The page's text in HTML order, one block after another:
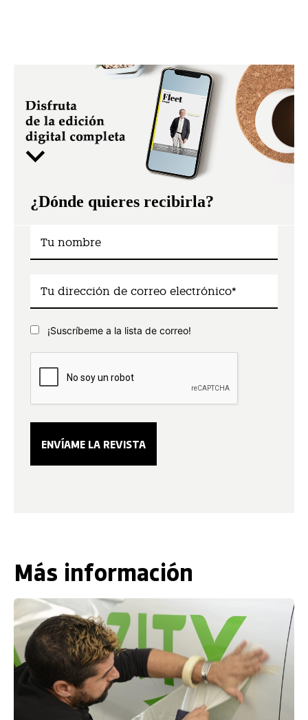
¿Dónde quieres recibirla?
¡Suscríbeme a la lista de correo!
Más información